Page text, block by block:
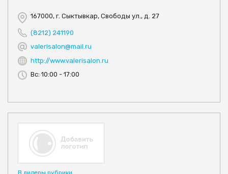
167000, г. Сыктывкар, Свободы ул., д. 27
(8212) 241190
valerisalon@mail.ru
http://www.valerisalon.ru
Вс: 10:00 - 17:00